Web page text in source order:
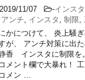
2019/11/07 -インスタ
アンチ
インスタ 制限
かにつけて、 炎上騒
が、 アンチ対策に出
香 インスタに制限を
メント欄で大暴れ！
メン …